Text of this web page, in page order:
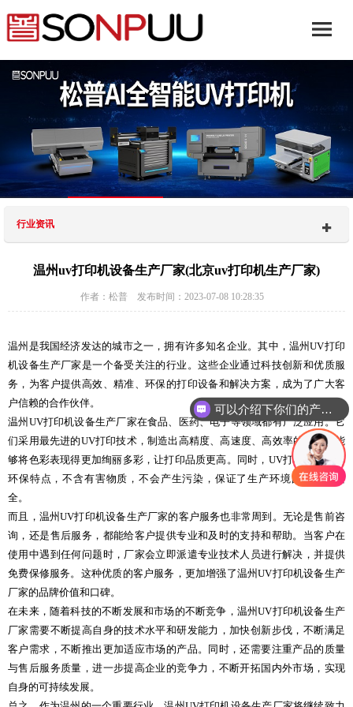
行业资讯
温州uv打印机设备生产厂家(北京uv打印机生产厂家)
作者：松普 发布时间：2023-07-08 10:28:35
温州是我国经济发达的城市之一，拥有许多知名企业。其中，温州UV打印
机设备生产厂家是一个备受关注的行业。这些企业通过科技创新和优质服
务，为客户提供高效、精准、环保的打印设备和解决方案，成为了广大客
户信赖的合作伙伴。
温州UV打印机设备生产厂家在食品、医药、电子等领域都有广泛应用。它
们采用最先进的UV打印技术，制造出高精度、高速度、高效率的设备，能
够将色彩表现得更加绚丽多彩，让打印品质更高。同时，UV打印机还具有
环保特点，不含有害物质，不会产生污染，保证了生产环境的健康和安
全。
而且，温州UV打印机设备生产厂家的客户服务也非常周到。无论是售前咨
询，还是售后服务，都能给客户提供专业和及时的支持和帮助。当客户在
使用中遇到任何问题时，厂家会立即派遣专业技术人员进行解决，并提供
免费保修服务。这种优质的客户服务，更加增强了温州UV打印机设备生产
厂家的品牌价值和口碑。
在未来，随着科技的不断发展和市场的不断竞争，温州UV打印机设备生产
厂家需要不断提高自身的技术水平和研发能力，加快创新步伐，不断满足
客户需求，不断推出更加适应市场的产品。同时，还需要注重产品的质量
与售后服务质量，进一步提高企业的竞争力，不断开拓国内外市场，实现
自身的可持续发展。
可以介绍下你们的产品么